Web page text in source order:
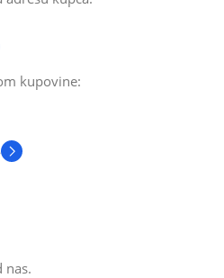
kupovine:
nas.